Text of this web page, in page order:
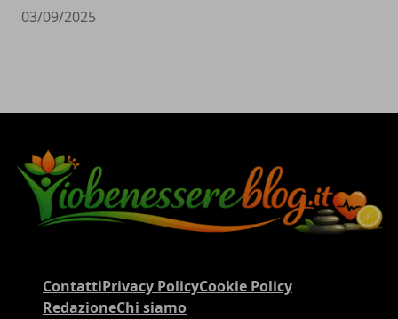
03/09/2025
ContattiPrivacy PolicyCookie Policy
RedazioneChi siamo